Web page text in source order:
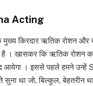
Acting
किरदार ऋतिक रोशन और
है । खासकर कि ऋतिक रोशन
आयेगा । इससे पहले हमने उन्हें
सुना था जो, बिल्कुल, बेहतरीन